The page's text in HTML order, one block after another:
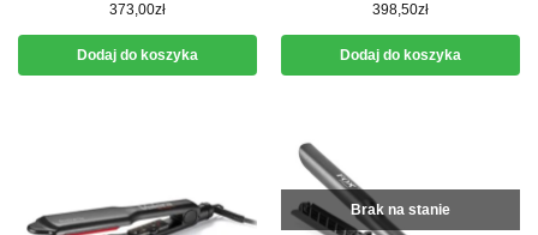
373,00zł
Dodaj do koszyka
398,50zł
Dodaj do koszyka
Brak na stanie